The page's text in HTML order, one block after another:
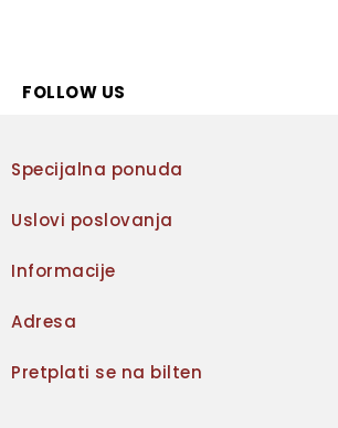
FOLLOW US
Specijalna ponuda
Uslovi poslovanja
Informacije
Adresa
Pretplati se na bilten